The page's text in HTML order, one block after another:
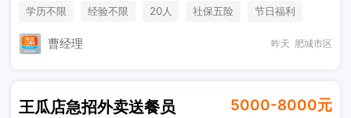
学历不限 经验不限 20人 社保五险
节日福利
加班补助
曹经理 昨天 肥城市区
王瓜店急招外卖送餐员 5000-8000元